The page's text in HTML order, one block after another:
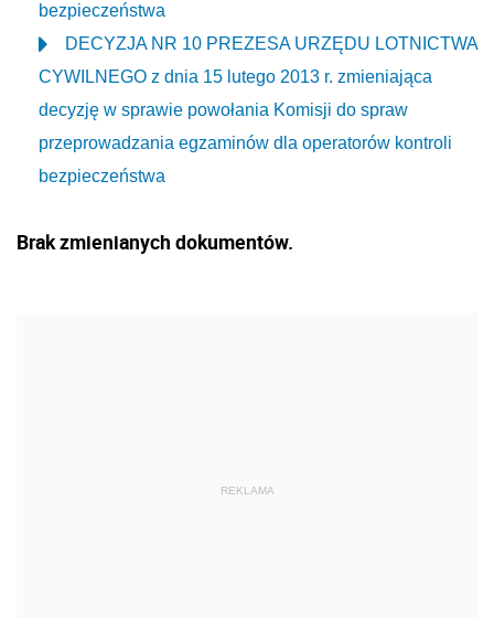
bezpieczeństwa
DECYZJA NR 10 PREZESA URZĘDU LOTNICTWA
CYWILNEGO z dnia 15 lutego 2013 r. zmieniająca
decyzję w sprawie powołania Komisji do spraw
przeprowadzania egzaminów dla operatorów kontroli
bezpieczeństwa
Brak zmienianych dokumentów.